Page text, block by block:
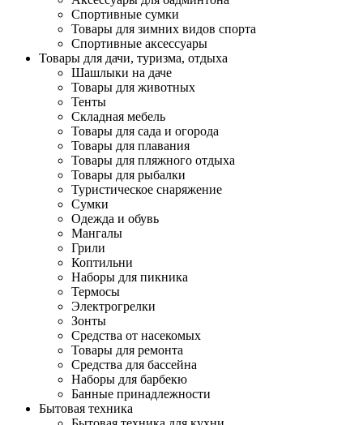
Спортивные сумки
Товары для зимних видов спорта
Спортивные аксессуары
Товары для дачи, туризма, отдыха
Шашлыки на даче
Товары для животных
Тенты
Складная мебель
Товары для сада и огорода
Товары для плавания
Товары для пляжного отдыха
Товары для рыбалки
Туристическое снаряжение
Сумки
Одежда и обувь
Мангалы
Грили
Коптильни
Наборы для пикника
Термосы
Электрогрелки
Зонты
Средства от насекомых
Товары для ремонта
Средства для бассейна
Наборы для барбекю
Банные принадлежности
Бытовая техника